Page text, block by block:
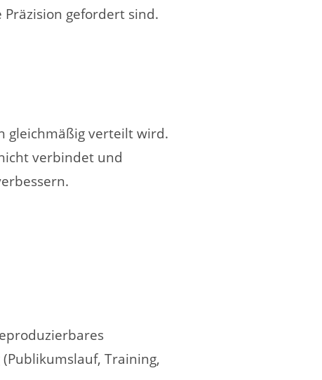
gefordert sind.
gleichmäßig verteilt wird.
verbindet und
Training,